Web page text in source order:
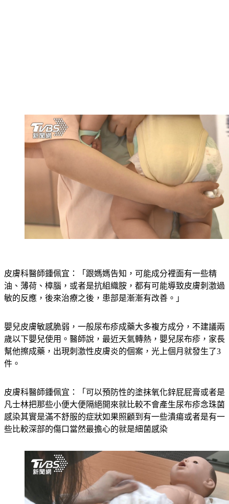
油、薄荷、樟腦，或者是抗組織胺，都有可能導致皮膚刺激過
敏的反應，後來治療之後，患部是漸漸有改善。」
歲以下嬰兒使用。醫師說，最近天氣轉熱，嬰兒尿布疹，家長
幫他擦成藥，出現刺激性皮膚炎的個案，光上個月就發生了3
件。
凡士林把那些小便大便隔絕開來就比較不會產生尿布疹念珠菌
感染其實是滿不舒服的症狀如果照顧到有一些潰瘍或者是有一
些比較深部的傷口當然最擔心的就是細菌感染